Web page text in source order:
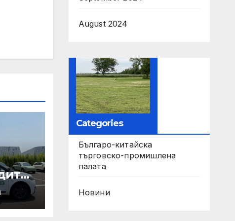
August 2024
Categories
Българо-китайска
търговско-промишлена
палата
Новини